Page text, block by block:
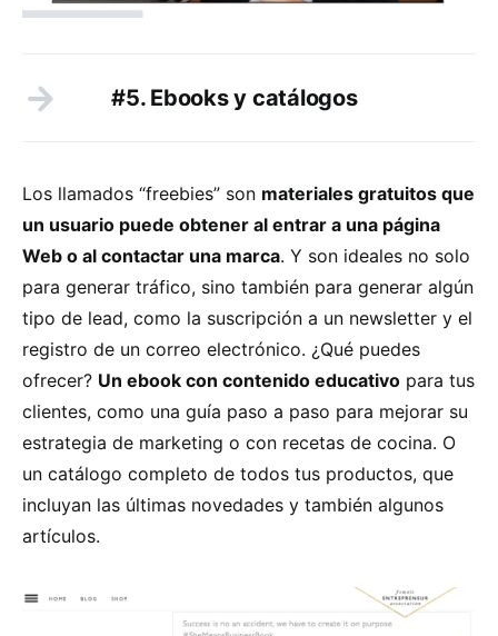
#5. Ebooks y catálogos
Los llamados “freebies” son materiales gratuitos que
un usuario puede obtener al entrar a una página
Web o al contactar una marca. Y son ideales no solo
para generar tráfico, sino también para generar algún
tipo de lead, como la suscripción a un newsletter y el
registro de un correo electrónico. ¿Qué puedes
ofrecer? Un ebook con contenido educativo para tus
clientes, como una guía paso a paso para mejorar su
estrategia de marketing o con recetas de cocina. O
un catálogo completo de todos tus productos, que
incluyan las últimas novedades y también algunos
artículos.